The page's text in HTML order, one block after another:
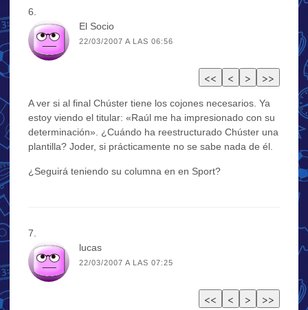
El Socio
22/03/2007 A LAS 06:56
A ver si al final Chúster tiene los cojones necesarios. Ya
estoy viendo el titular: «Raúl me ha impresionado con su
determinación». ¿Cuándo ha reestructurado Chúster una
plantilla? Joder, si prácticamente no se sabe nada de él.
¿Seguirá teniendo su columna en en Sport?
lucas
22/03/2007 A LAS 07:25